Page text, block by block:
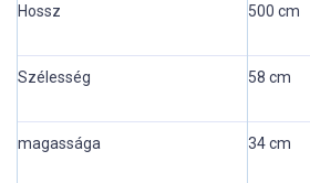
Hossz 500 cm
Szélesség 58 cm
magassága 34 cm